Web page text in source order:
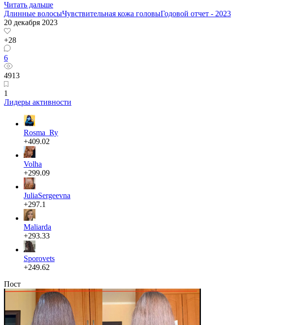
Читать дальше
Длинные волосыЧувствительная кожа головыГодовой отчет - 2023
20 декабря 2023
+28
6
4913
1
Лидеры активности
Rosma_Ry
+409.02
Volha
+299.09
JuliaSergeevna
+297.1
Maliarda
+293.33
Sporovets
+249.62
Пост